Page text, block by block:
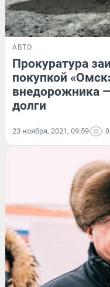
АВТО
Прокуратура
покупкой
внедорожника
долги
23 ноября, 2021, 09:59